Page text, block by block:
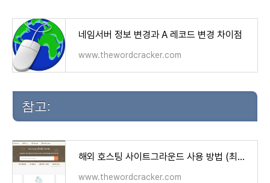
네임서버 정보 변경과 A 레코드 변경 차이점
www.thewordcracker.com
참고:
해외 호스팅 사이트그라운드 사용 방법 (최신 인터페이스)
www.thewordcracker.com